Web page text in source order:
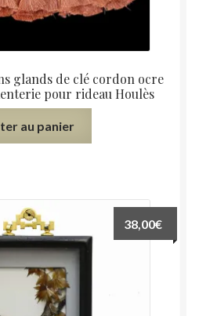
glands de clé cordon ocre
pour rideau Houlès
au panier
38,00€